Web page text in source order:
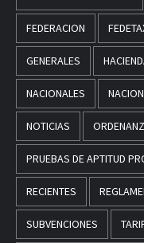
FEDERACION
GENERALES
NACIONALES
NOTICIAS
PRUEBAS DE APTITUD
RECIENTES
SUBVENCIONES